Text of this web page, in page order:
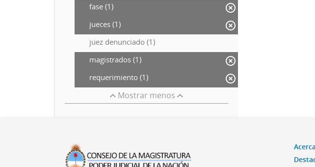
fase (1)
jueces (1)
juez denunciado (1)
magistrados (1)
requerimiento (1)
Mostrar menos
Acerca